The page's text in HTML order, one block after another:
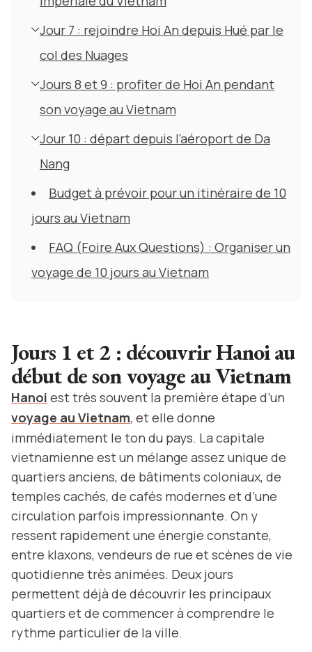
Jour 7 : rejoindre Hoi An depuis Hué par le
col des Nuages
Jours 8 et 9 : profiter de Hoi An pendant
son voyage au Vietnam
Jour 10 : départ depuis l’aéroport de Da
Nang
Budget à prévoir pour un itinéraire de 10
jours au Vietnam
FAQ (Foire Aux Questions) : Organiser un
voyage de 10 jours au Vietnam
Jours 1 et 2 : découvrir Hanoi au
début de son voyage au Vietnam
Hanoi est très souvent la première étape d’un
voyage au Vietnam, et elle donne
immédiatement le ton du pays. La capitale
vietnamienne est un mélange assez unique de
quartiers anciens, de bâtiments coloniaux, de
temples cachés, de cafés modernes et d’une
circulation parfois impressionnante. On y
ressent rapidement une énergie constante,
entre klaxons, vendeurs de rue et scènes de vie
quotidienne très animées. Deux jours
permettent déjà de découvrir les principaux
quartiers et de commencer à comprendre le
rythme particulier de la ville.